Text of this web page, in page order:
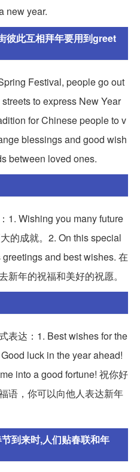
new year.
彼此互相拜年要用到greet
Festival, people go out
to express New Year
for Chinese people to v
blessings and good wish
between loved ones.
1. Wishing you many future
的成就。2. On this special
and best wishes. 在
新年的祝福和美好的祝愿。
表达：1. Best wishes for the
luck in the year ahead!
into a good fortune! 祝你好
语，你可以向他人表达新年
到来时,人们贴春联和年